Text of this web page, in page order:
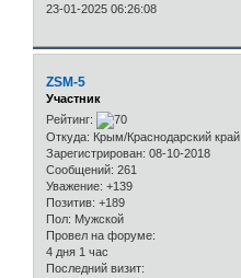
23-01-2025 06:26:08
ZSM-5
Участник
Рейтинг:
Откуда: Крым/Краснодарский край
Зарегистрирован: 08-10-2018
Сообщений: 261
Уважение: +139
Позитив: +189
Пол: Мужской
Провел на форуме:
4 дня 1 час
Последний визит: